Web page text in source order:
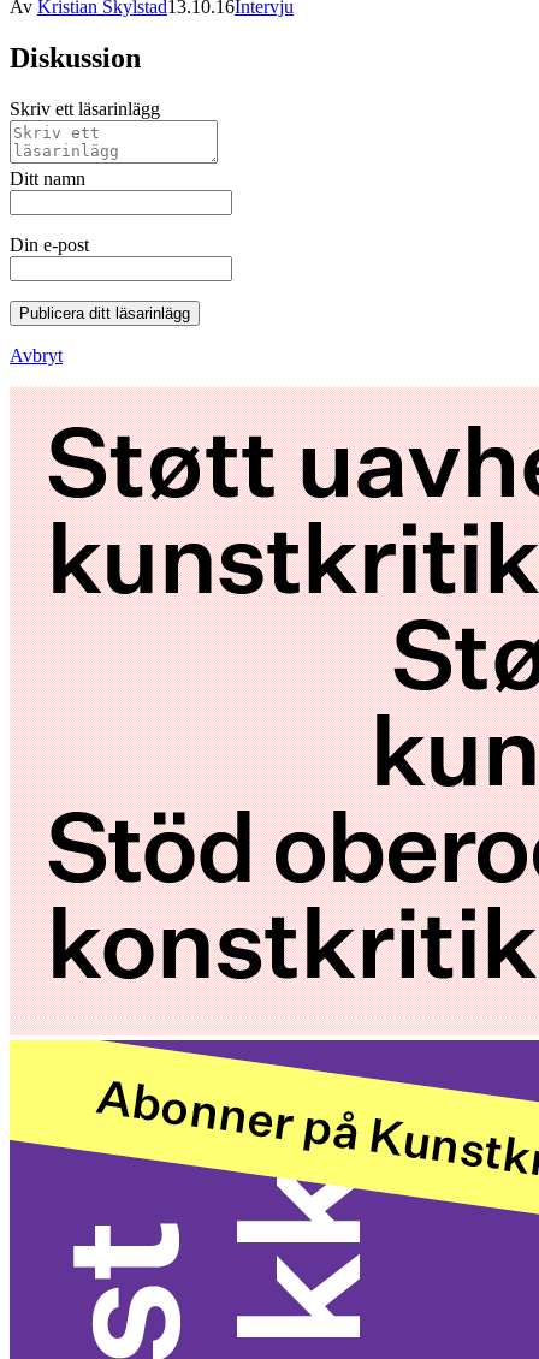
Av Kristian Skylstad13.10.16Intervju
Diskussion
Skriv ett läsarinlägg
Ditt namn
Din e-post
Publicera ditt läsarinlägg
Avbryt